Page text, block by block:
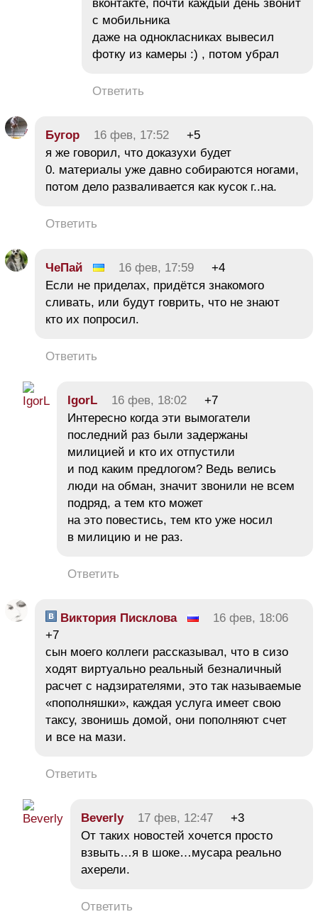
вконтакте, почти каждый день звонит
с мобильника
даже на однокласниках вывесил
фотку из камеры :) , потом убрал
Ответить
Бугор 16 фев, 17:52
+5
я же говорил, что доказухи будет
0. материалы уже давно собираются ногами,
потом дело разваливается как кусок г..на.
Ответить
ЧеПай 16 фев, 17:59
+4
Если не приделах, придётся знакомого
сливать, или будут говрить, что не знают
кто их попросил.
Ответить
IgorL 16 фев, 18:02
+7
Интересно когда эти вымогатели
последний раз были задержаны
милицией и кто их отпустили
и под каким предлогом? Ведь велись
люди на обман, значит звонили не всем
подряд, а тем кто может
на это повестись, тем кто уже носил
в милицию и не раз.
Ответить
Виктория Писклова
16 фев, 18:06
+7
сын моего коллеги рассказывал, что в сизо
ходят виртуально реальный безналичный
расчет с надзирателями, это так называемые
«пополняшки», каждая услуга имеет свою
таксу, звонишь домой, они пополняют счет
и все на мази.
Ответить
Beverly 17 фев, 12:47
+3
От таких новостей хочется просто
взвыть…я в шоке…мусара реально
ахерели.
Ответить